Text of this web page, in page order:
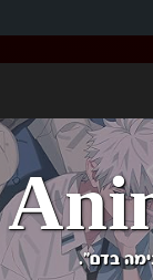
בדם".